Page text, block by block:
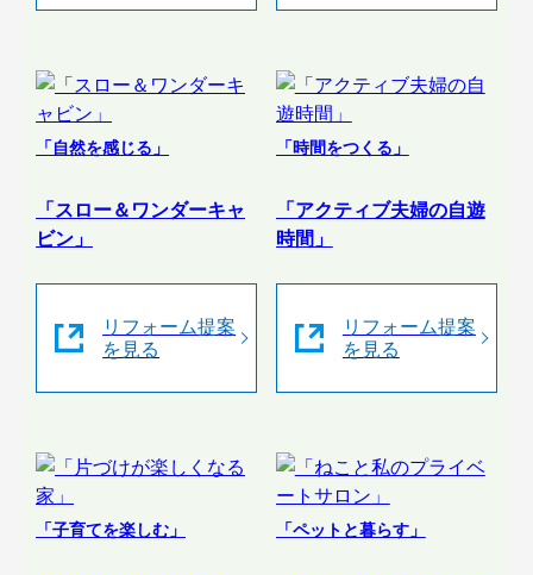
「自然を感じる」
「スロー＆ワンダーキャ
ビン」
リフォーム提案
を見る
「時間をつくる」
「アクティブ夫婦の自遊
時間」
リフォーム提案
を見る
「子育てを楽しむ」 「ペットと暮らす」